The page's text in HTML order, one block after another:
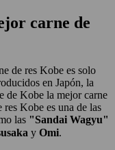
carne de
de res Kobe es solo
en Japón, la
de Kobe la mejor carne
Kobe es una de las
las "Sandai Wagyu"
y Omi.